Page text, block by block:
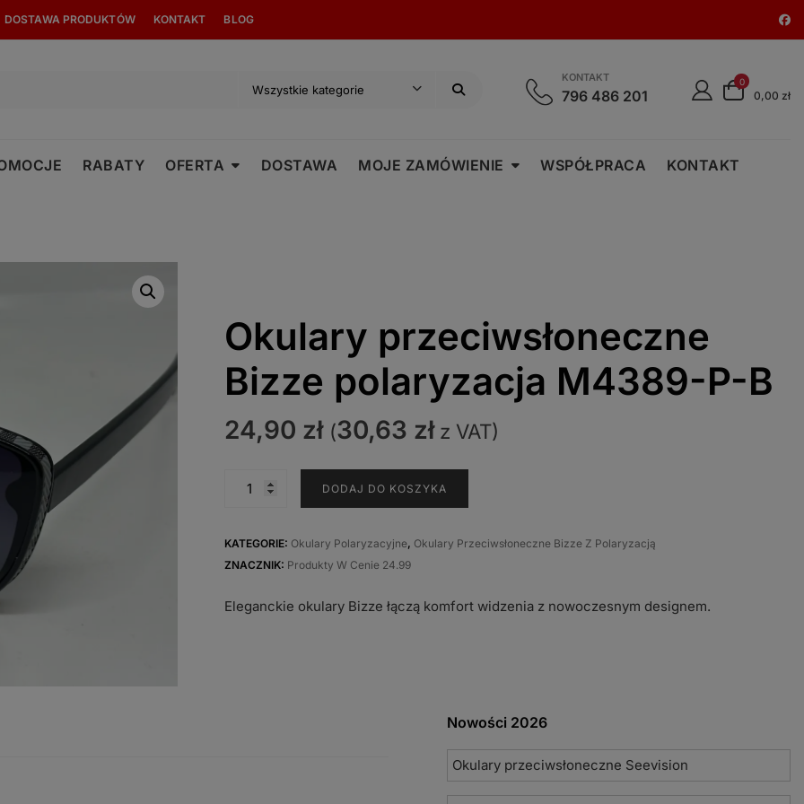
DOSTAWA PRODUKTÓW KONTAKT BLOG
KONTAKT
796 486 201
0
0,00 zł
RABATY OFERTA DOSTAWA MOJE ZAMÓWIENIE WSPÓŁPRACA KONTAKT
Okulary przeciwsłoneczne
Bizze polaryzacja M4389-P-B
24,90 zł (30,63 złz VAT)
Bizze
polaryzacja
P-
DODAJ DO KOSZYKA
KATEGORIE: Okulary Polaryzacyjne, Okulary Przeciwsłoneczne Bizze Z Polaryzacją
ZNACZNIK: Produkty W Cenie 24.99
Eleganckie okulary Bizze łączą komfort widzenia z nowoczesnym designem.
Nowości 2026
Okulary przeciwsłoneczne Seevision